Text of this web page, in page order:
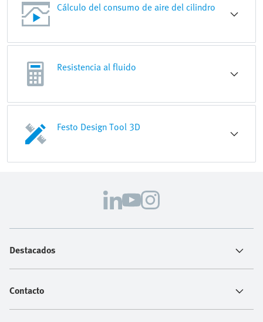
Cálculo del consumo de aire del cilindro
Resistencia al fluido
Festo Design Tool 3D
Destacados
Contacto